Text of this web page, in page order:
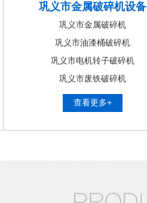
巩义市金属破碎机设备
巩义市金属破碎机
巩义市油漆桶破碎机
巩义市电机转子破碎机
巩义市废铁破碎机
查看更多+